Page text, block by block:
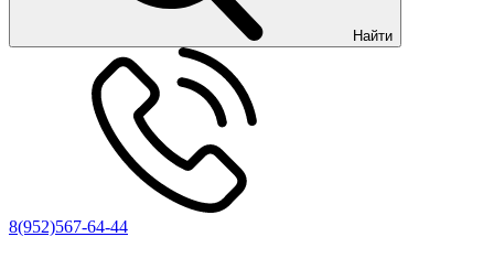
Найти
8(952)567-64-44